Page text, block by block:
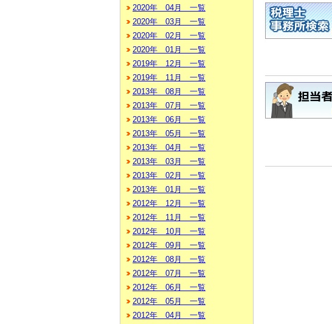
2020年 04月 一覧
2020年 03月 一覧
2020年 02月 一覧
2020年 01月 一覧
2019年 12月 一覧
2019年 11月 一覧
2013年 08月 一覧
2013年 07月 一覧
2013年 06月 一覧
2013年 05月 一覧
2013年 04月 一覧
2013年 03月 一覧
2013年 02月 一覧
2013年 01月 一覧
2012年 12月 一覧
2012年 11月 一覧
2012年 10月 一覧
2012年 09月 一覧
2012年 08月 一覧
2012年 07月 一覧
2012年 06月 一覧
2012年 05月 一覧
2012年 04月 一覧